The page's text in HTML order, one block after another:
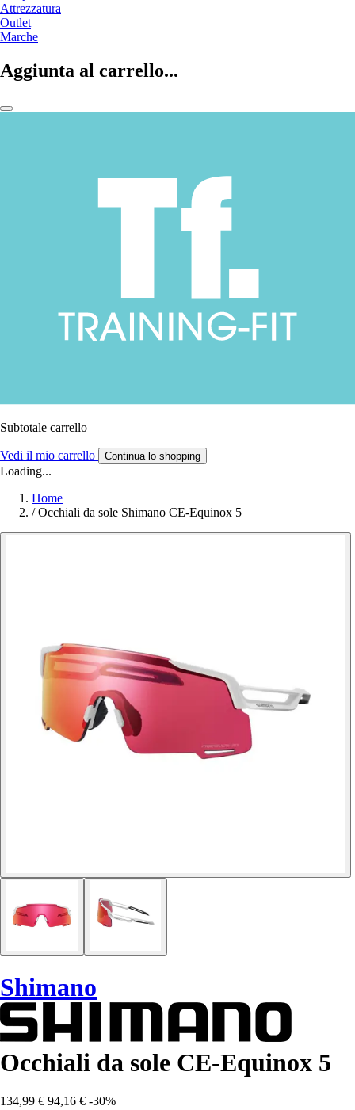
Attrezzatura
Outlet
Marche
Aggiunta al carrello...
Subtotale carrello
Vedi il mio carrello Continua lo shopping
Loading...
Home
/ Occhiali da sole Shimano CE-Equinox 5
Shimano
Occhiali da sole CE-Equinox 5
134,99 € 94,16 € -30%